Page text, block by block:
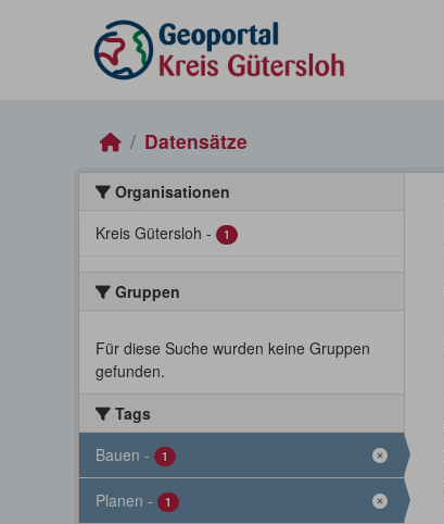
Datensätze
Organisationen
Kreis Gütersloh - 1
Gruppen
Für diese Suche wurden keine Gruppen
gefunden.
Tags
Bauen - 1
Planen - 1